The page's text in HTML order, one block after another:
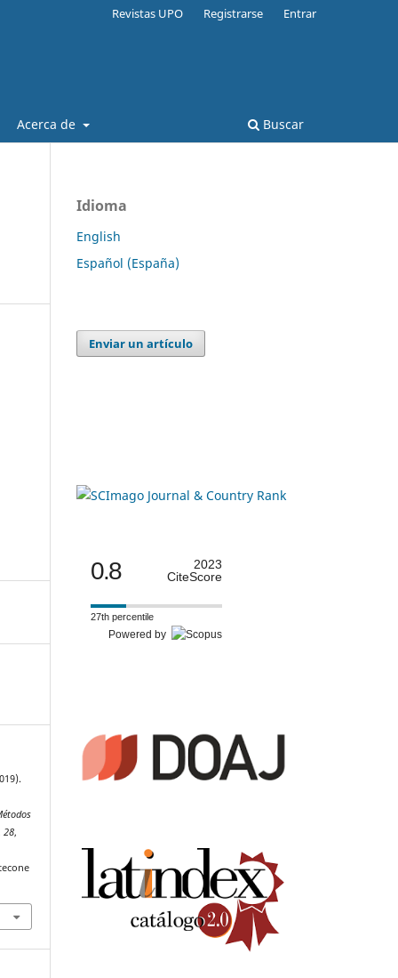
Acerca de Buscar
Revistas UPO Registrarse Entrar
28,
Idioma
English
Español (España)
Enviar un artículo
0.8
2023
CiteScore
27th percentile
Powered by